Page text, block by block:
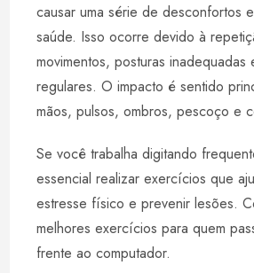
t
s
A
p
i
l
k
e
d
I
t
e
r
e
r
e
causar uma série de desconfortos
saúde. Isso ocorre devido à
movimentos, posturas inadequadas
regulares. O impacto é sentido
mãos, pulsos, ombros, pescoço e
Se você trabalha digitando
essencial realizar exercícios que
estresse físico e prevenir lesões.
melhores exercícios para quem
frente ao computador.